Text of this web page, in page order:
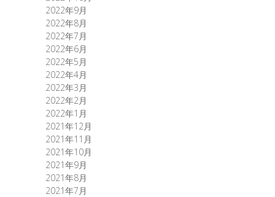
2022年9月
2022年8月
2022年7月
2022年6月
2022年5月
2022年4月
2022年3月
2022年2月
2022年1月
2021年12月
2021年11月
2021年10月
2021年9月
2021年8月
2021年7月